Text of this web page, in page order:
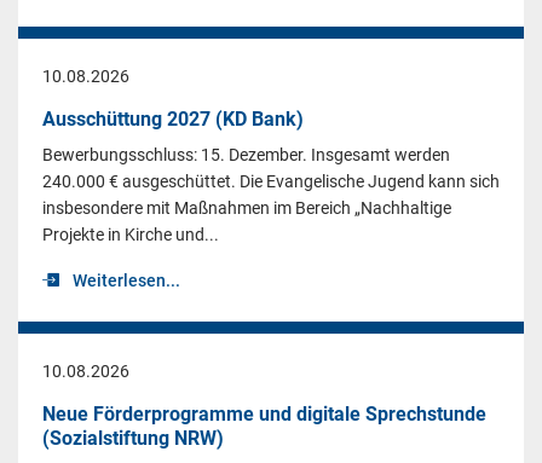
10.08.2026
Ausschüttung 2027 (KD Bank)
Bewerbungsschluss: 15. Dezember. Insgesamt werden
240.000 € ausgeschüttet. Die Evangelische Jugend kann sich
insbesondere mit Maßnahmen im Bereich „Nachhaltige
Projekte in Kirche und...
Weiterlesen...
10.08.2026
Neue Förderprogramme und digitale Sprechstunde
(Sozialstiftung NRW)